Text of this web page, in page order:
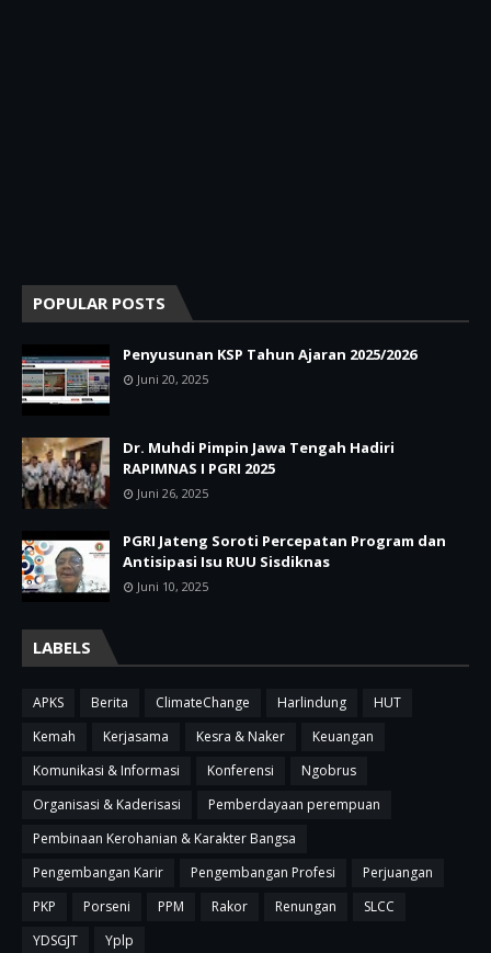
POPULAR POSTS
Penyusunan KSP Tahun Ajaran 2025/2026
Juni 20, 2025
Dr. Muhdi Pimpin Jawa Tengah Hadiri
RAPIMNAS I PGRI 2025
Juni 26, 2025
PGRI Jateng Soroti Percepatan Program dan
Antisipasi Isu RUU Sisdiknas
Juni 10, 2025
LABELS
APKS Berita ClimateChange Harlindung
HUT
Kemah
Kerjasama Kesra & Naker
Keuangan
Komunikasi & Informasi
Konferensi
Ngobrus
Organisasi & Kaderisasi
Pemberdayaan perempuan
Pembinaan Kerohanian & Karakter Bangsa
Pengembangan Karir
Pengembangan Profesi
Perjuangan
PKP
Porseni PPM Rakor Renungan
SLCC
YDSGJT
Yplp